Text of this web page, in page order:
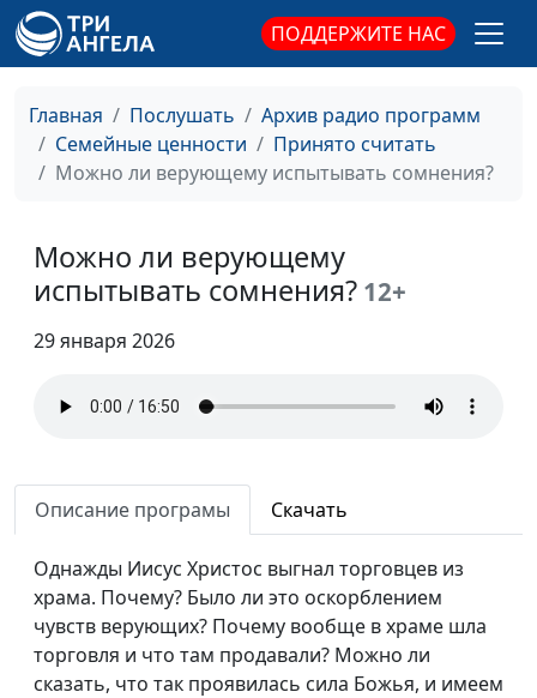
ПОДДЕРЖИТЕ НАС
Главная Послушать
Архив радио программ
Семейные ценности
Принято считать
Можно ли верующему испытывать сомнения?
Можно ли верующему
испытывать сомнения? 12+
29 января 2026
Описание програмы Скачать
Однажды Иисус Христос выгнал торговцев из
храма. Почему? Было ли это оскорблением
чувств верующих? Почему вообще в храме шла
торговля и что там продавали? Можно ли
сказать, что так проявилась сила Божья, и имеем
нам так трудно говорить
об этом?
семейного
консультирования и
Можно ли быть
христианином и
Мария Мараханова,
Мария Вачева,
консультирования и
психотерапии
Синдром FOMO. Как
всем сразу?
Оставленность Богом.
Почему Бог не отвечает
на молитвы?
Мария Мараханова,
психолог, магистр
семейного
консультирования и
психотерапии
#923